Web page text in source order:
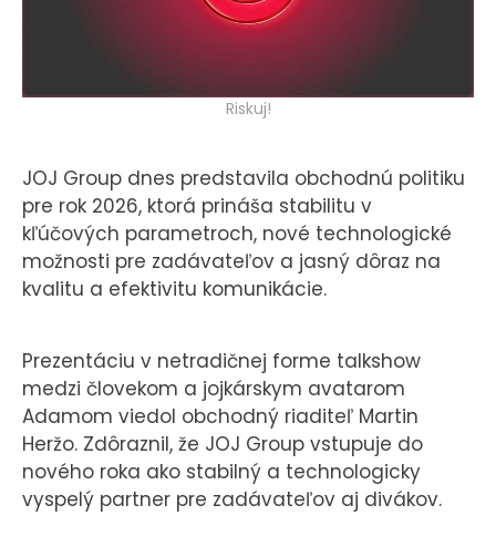
Riskuj!
JOJ Group dnes predstavila obchodnú politiku
pre rok 2026, ktorá prináša stabilitu v
kľúčových parametroch, nové technologické
možnosti pre zadávateľov a jasný dôraz na
kvalitu a efektivitu komunikácie.
Prezentáciu v netradičnej forme talkshow
medzi človekom a jojkárskym avatarom
Adamom viedol obchodný riaditeľ Martin
Heržo. Zdôraznil, že JOJ Group vstupuje do
nového roka ako stabilný a technologicky
vyspelý partner pre zadávateľov aj divákov.